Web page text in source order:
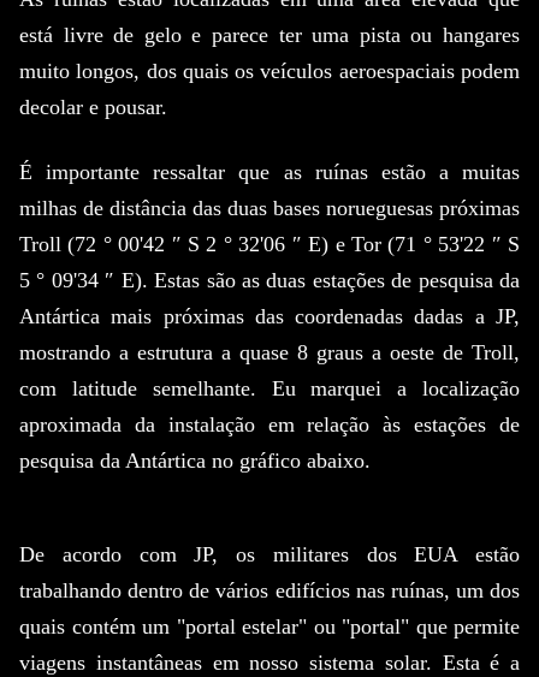
está livre de gelo e parece ter uma pista ou hangares
muito longos, dos quais os veículos aeroespaciais podem
decolar e pousar.
É importante ressaltar que as ruínas estão a muitas
milhas de distância das duas bases norueguesas próximas
Troll (72 ° 00'42 ″ S 2 ° 32'06 ″ E) e Tor (71 ° 53'22 ″ S
5 ° 09'34 ″ E).Estas são as duas estações de pesquisa da
Antártica mais próximas das coordenadas dadas a JP,
mostrando a estrutura a quase 8 graus a oeste de Troll,
com latitude semelhante. Eu marquei a localização
aproximada da instalação em relação às estações de
pesquisa da Antártica no gráfico abaixo.
De acordo com JP, os militares dos EUA estão
trabalhando dentro de vários edifícios nas ruínas, um dos
quais contém um "portal estelar" ou "portal" que permite
viagens instantâneas em nosso sistema solar. Esta é a